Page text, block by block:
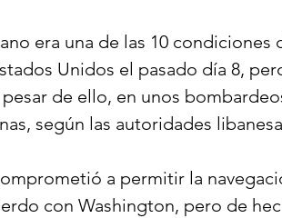
era una de las 10 condiciones
Unidos el pasado día 8,
de ello, en unos
según las autoridades
a permitir la
con Washington, pero de